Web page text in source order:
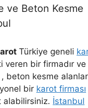
ve Beton Kesme
Türkiye geneli
veren bir firmadır
beton kesme
bir karot firması
alabilirsiniz. İstanbul